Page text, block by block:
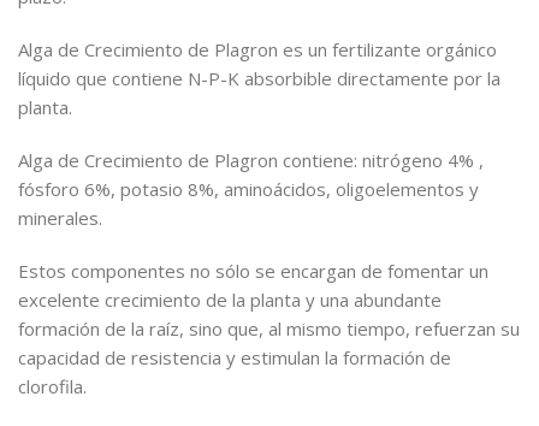
Alga de Crecimiento de Plagron es un fertilizante orgánico
líquido que contiene N-P-K absorbible directamente por la
planta.
Alga de Crecimiento de Plagron contiene: nitrógeno 4% ,
fósforo 6%, potasio 8%, aminoácidos, oligoelementos y
minerales.
Estos componentes no sólo se encargan de fomentar un
excelente crecimiento de la planta y una abundante
formación de la raíz, sino que, al mismo tiempo, refuerzan su
capacidad de resistencia y estimulan la formación de
clorofila.